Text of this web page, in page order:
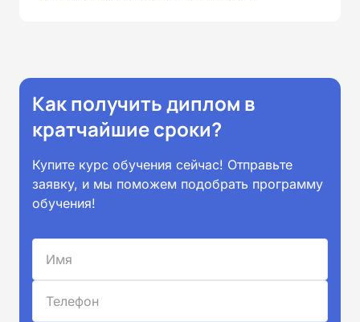
Как получить диплом в
кратчайшие сроки?
Купите курс обучения сейчас! Отправьте
заявку, и мы поможем подобрать программу
обучения!